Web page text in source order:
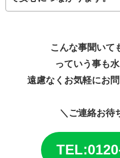
こんな事聞い
っていう事も
遠慮なくお気軽にお
＼ご連絡お待